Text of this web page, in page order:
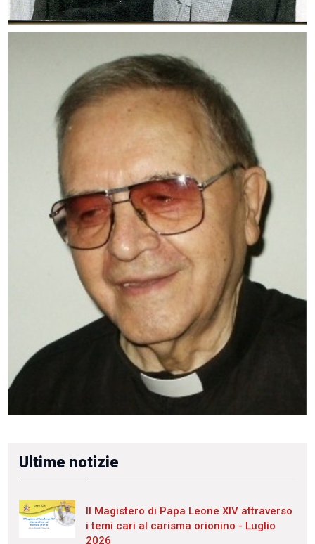
Ultime notizie
Il Magistero di Papa Leone XIV attraverso
i temi cari al carisma orionino - Luglio
2026